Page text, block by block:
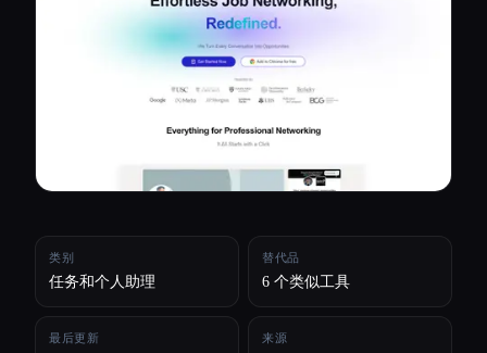
类别
任务和个人助理
替代品
6 个类似工具
最后更新 来源